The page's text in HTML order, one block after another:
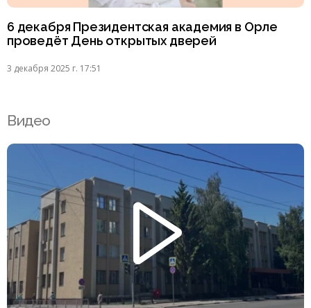
6 декабря Президентская академия в Орле
проведёт День открытых дверей
3 декабря 2025 г. 17:51
Видео